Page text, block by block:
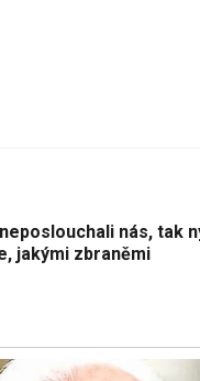
nás, tak
jakými zbraněmi